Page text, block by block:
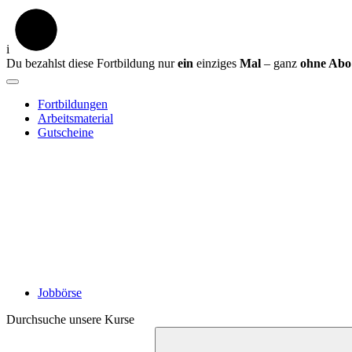
i
Du bezahlst diese Fortbildung nurein einziges Mal – ganz ohne Abo
Fortbildungen
Arbeitsmaterial
Gutscheine
Jobbörse
Durchsuche unsere Kurse